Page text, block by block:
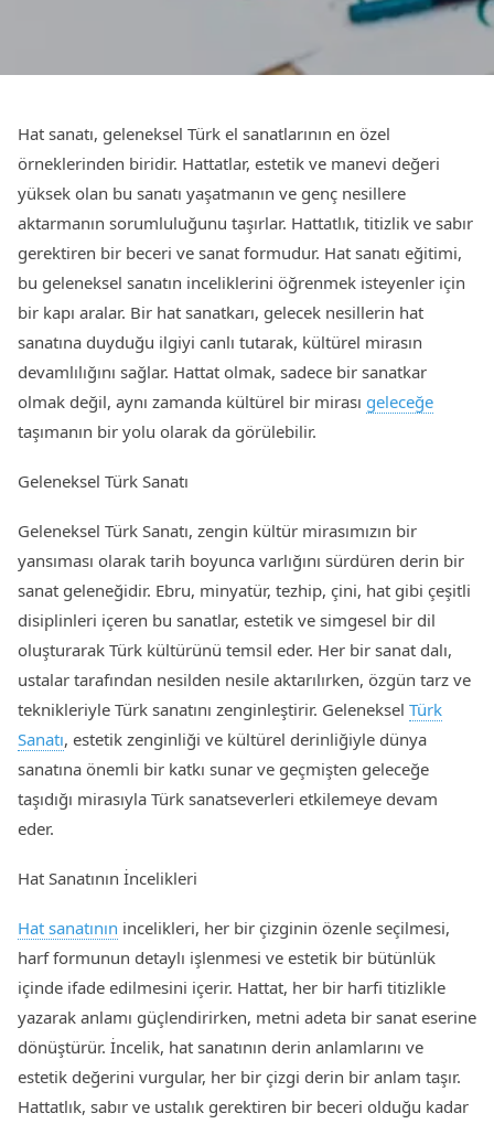
Hat sanatı, geleneksel Türk el sanatlarının en özel
örneklerinden biridir. Hattatlar, estetik ve manevi değeri
yüksek olan bu sanatı yaşatmanın ve genç nesillere
aktarmanın sorumluluğunu taşırlar. Hattatlık, titizlik ve sabır
gerektiren bir beceri ve sanat formudur. Hat sanatı eğitimi,
bu geleneksel sanatın inceliklerini öğrenmek isteyenler için
bir kapı aralar. Bir hat sanatkarı, gelecek nesillerin hat
sanatına duyduğu ilgiyi canlı tutarak, kültürel mirasın
devamlılığını sağlar. Hattat olmak, sadece bir sanatkar
olmak değil, aynı zamanda kültürel bir mirası geleceğe
taşımanın bir yolu olarak da görülebilir.
Geleneksel Türk Sanatı
Geleneksel Türk Sanatı, zengin kültür mirasımızın bir
yansıması olarak tarih boyunca varlığını sürdüren derin bir
sanat geleneğidir. Ebru, minyatür, tezhip, çini, hat gibi çeşitli
disiplinleri içeren bu sanatlar, estetik ve simgesel bir dil
oluşturarak Türk kültürünü temsil eder. Her bir sanat dalı,
ustalar tarafından nesilden nesile aktarılırken, özgün tarz ve
teknikleriyle Türk sanatını zenginleştirir. Geleneksel Türk
Sanatı, estetik zenginliği ve kültürel derinliğiyle dünya
sanatına önemli bir katkı sunar ve geçmişten geleceğe
taşıdığı mirasıyla Türk sanatseverleri etkilemeye devam
eder.
Hat Sanatının İncelikleri
Hat sanatının incelikleri, her bir çizginin özenle seçilmesi,
harf formunun detaylı işlenmesi ve estetik bir bütünlük
içinde ifade edilmesini içerir. Hattat, her bir harfi titizlikle
yazarak anlamı güçlendirirken, metni adeta bir sanat eserine
dönüştürür. İncelik, hat sanatının derin anlamlarını ve
estetik değerini vurgular, her bir çizgi derin bir anlam taşır.
Hattatlık, sabır ve ustalık gerektiren bir beceri olduğu kadar